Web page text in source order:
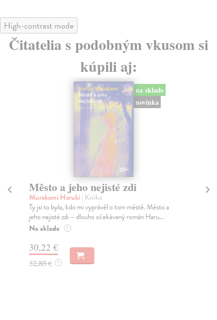
High-contrast mode
Čitatelia s podobným vkusom si
kúpili aj:
na sklade
Sociálne siete musia byť zničené
Marec Samo| Kniha
Sociálne siete nám ubližujú ako jednotlivcom a kazia
medziľudské vzťahy, rozkladajú spoločnosť a def...
Na sklade
16,44 €
16,95 € ?